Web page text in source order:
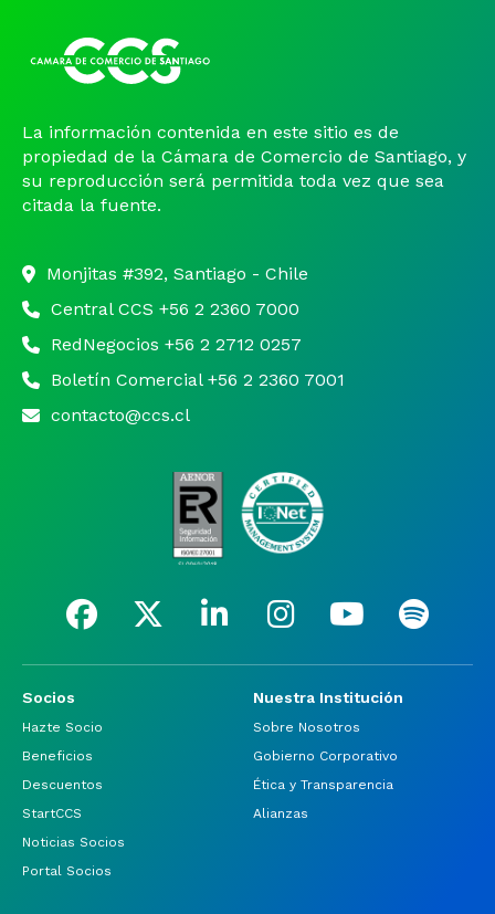
La información contenida en este sitio es de
propiedad de la Cámara de Comercio de Santiago, y
su reproducción será permitida toda vez que sea
citada la fuente.
Monjitas #392, Santiago - Chile
Central CCS +56 2 2360 7000
RedNegocios +56 2 2712 0257
Boletín Comercial +56 2 2360 7001
contacto@ccs.cl
Socios
Hazte Socio
Beneficios
Descuentos
StartCCS
Noticias Socios
Portal Socios
Nuestra Institución
Sobre Nosotros
Gobierno Corporativo
Ética y Transparencia
Alianzas